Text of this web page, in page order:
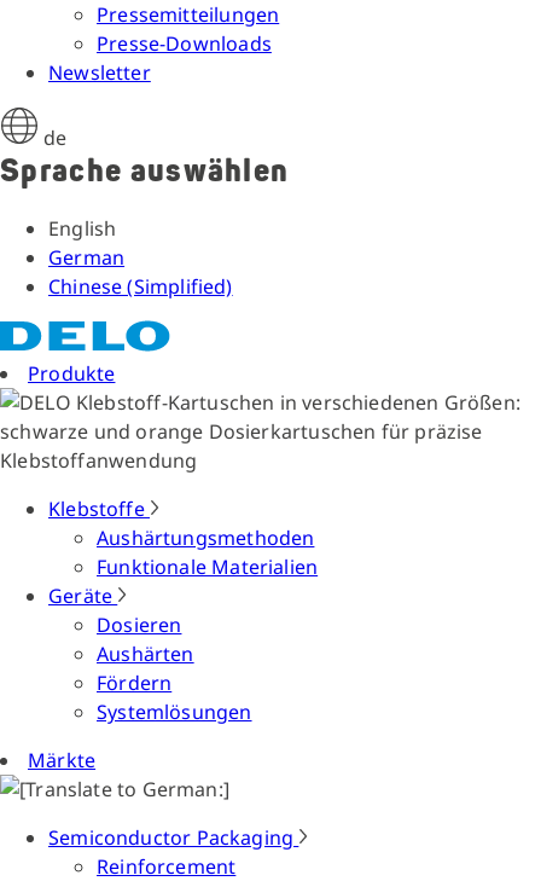
Pressemitteilungen
Presse-Downloads
Newsletter
de
Sprache auswählen
English
German
Chinese (Simplified)
Produkte
Klebstoffe
Aushärtungsmethoden
Funktionale Materialien
Geräte
Dosieren
Aushärten
Fördern
Systemlösungen
Märkte
Semiconductor Packaging
Reinforcement